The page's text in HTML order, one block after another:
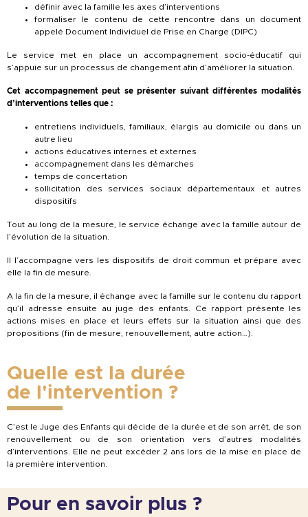
définir avec la famille les axes d’interventions
formaliser le contenu de cette rencontre dans un document
appelé Document Individuel de Prise en Charge (DIPC)
Le service met en place un accompagnement socio-éducatif qui
s’appuie sur un processus de changement afin d’améliorer la situation.
Cet accompagnement peut se présenter suivant différentes modalités
d’interventions telles que :
entretiens individuels, familiaux, élargis au domicile ou dans un
autre lieu
actions éducatives internes et externes
accompagnement dans les démarches
temps de concertation
sollicitation des services sociaux départementaux et autres
dispositifs
Tout au long de la mesure, le service échange avec la famille autour de
l’évolution de la situation.
Il l’accompagne vers les dispositifs de droit commun et prépare avec
elle la fin de mesure.
A la fin de la mesure, il échange avec la famille sur le contenu du rapport
qu’il adresse ensuite au juge des enfants. Ce rapport présente les
actions mises en place et leurs effets sur la situation ainsi que des
propositions (fin de mesure, renouvellement, autre action…).
Quelle est la durée
de l'intervention ?
C’est le Juge des Enfants qui décide de la durée et de son arrêt, de son
renouvellement ou de son orientation vers d’autres modalités
d’interventions. Elle ne peut excéder 2 ans lors de la mise en place de
la première intervention.
Pour en savoir plus ?